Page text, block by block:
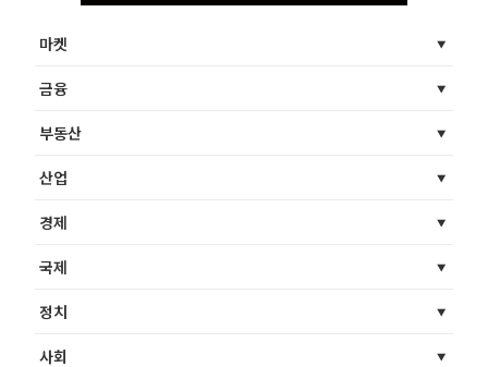
마켓
금융
부동산
산업
경제
국제
정치
사회